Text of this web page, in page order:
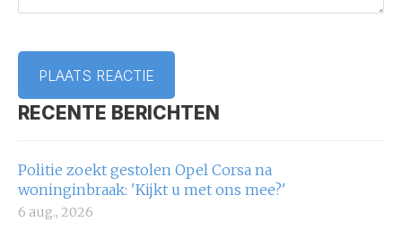
RECENTE BERICHTEN
Politie zoekt gestolen Opel Corsa na
woninginbraak: 'Kijkt u met ons mee?'
6 aug., 2026